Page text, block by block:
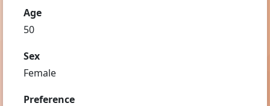
Age
50
Sex
Female
Preference